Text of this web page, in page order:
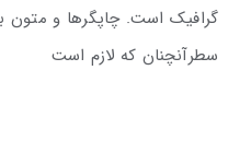
گرافیک است. چاپگرها و متون
سطرآنچنان که لازم است